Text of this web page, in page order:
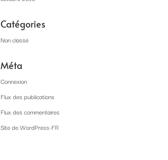
Catégories
Non classé
Méta
Connexion
Flux des publications
Flux des commentaires
Site de WordPress-FR